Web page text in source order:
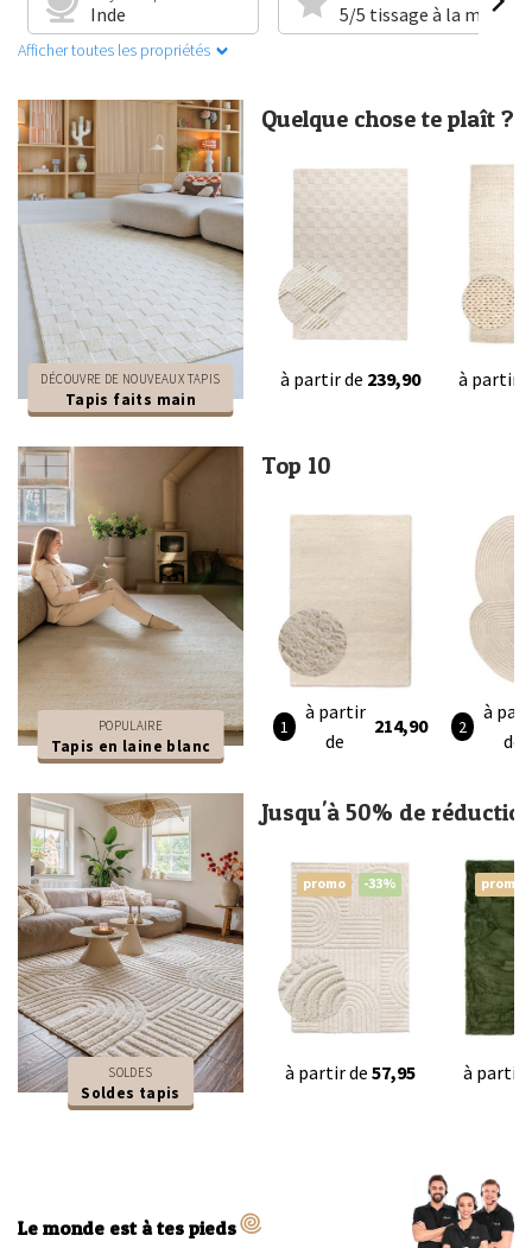
Inde
5/5 tissage à la main
Afficher toutes les propriétés
DÉCOUVRE DE NOUVEAUX TAPIS
Tapis faits main
Quelque chose te plaît ?
à partir de 239,90 à partir
POPULAIRE
Tapis en laine blanc
Top 10
à partir
de
214,90
à
de
SOLDES
Soldes tapis
Jusqu'à 50% de
promo -33%
à partir de 57,95
promo
à partir
Le monde est à tes pieds